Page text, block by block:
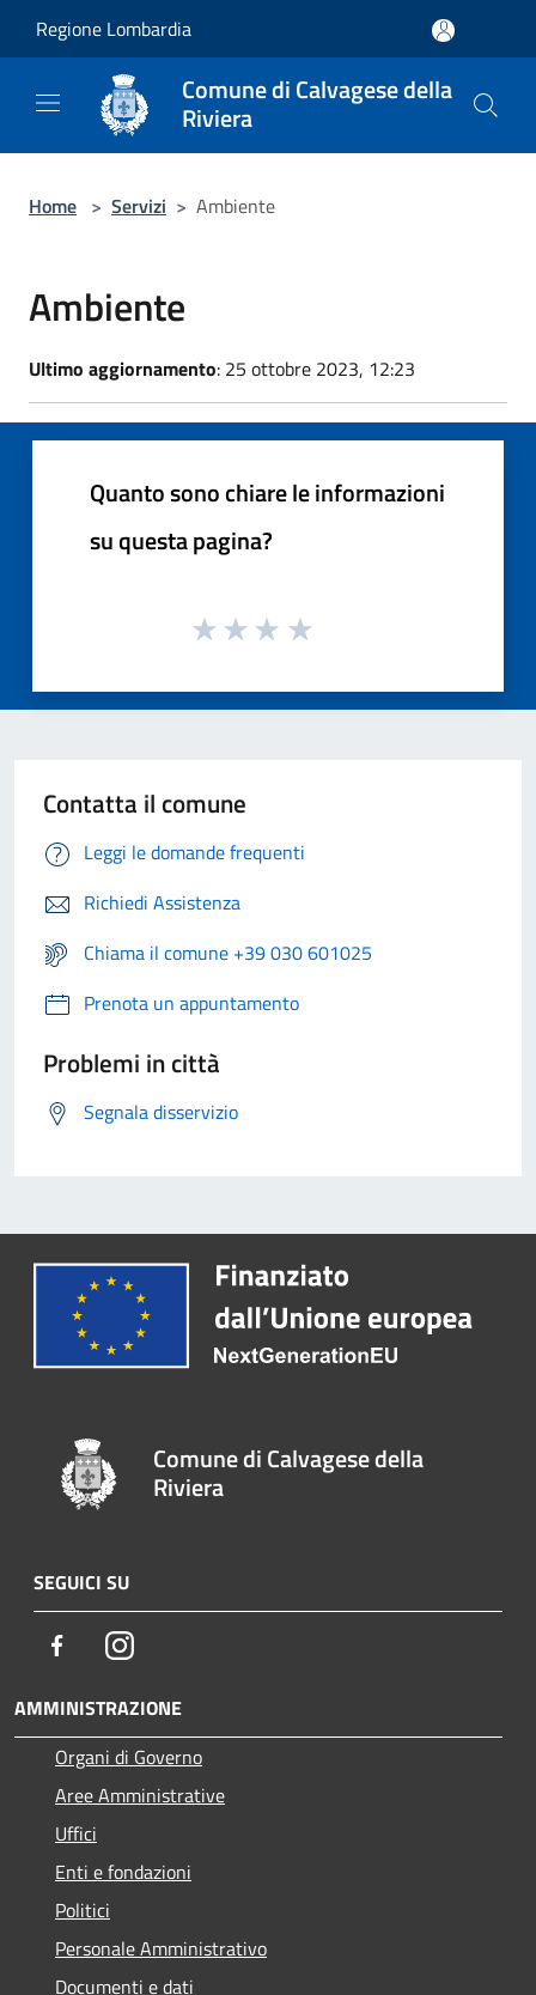
Regione Lombardia
Comune di Calvagese della
Riviera
Home > Servizi > Ambiente
Ambiente
Ultimo aggiornamento: 25 ottobre 2023, 12:23
Quanto sono chiare le informazioni
su questa pagina?
Contatta il comune
Leggi le domande frequenti
Richiedi Assistenza
Chiama il comune +39 030 601025
Prenota un appuntamento
Problemi in città
Segnala disservizio
Comune di Calvagese della
Riviera
SEGUICI SU
FacebookInstagram
AMMINISTRAZIONE
Organi di Governo
Aree Amministrative
Uffici
Enti e fondazioni
Politici
Personale Amministrativo
Documenti e dati